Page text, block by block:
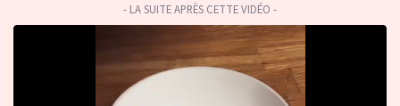
- LA SUITE APRÈS CETTE VIDÉO -